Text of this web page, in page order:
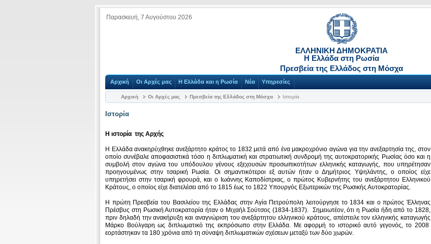
Παρασκευή, 7 Αυγούστου 2026
ΕΛΛΗΝΙΚΗ ΔΗΜΟΚΡΑΤΙΑ
Η Ελλάδα στη Ρωσία
Πρεσβεία της Ελλάδος στη Μόσχα
Αρχική Οι Αρχές μας Η Ελλάδα και η Ρωσία Νέα Υπηρεσίες
Αρχική Οι Αρχές μας Πρεσβεία της Ελλάδος στη Μόσχα Ιστορία
Ιστορία
H ιστορία της Αρχής
Η Ελλάδα ανακηρύχθηκε ανεξάρτητο κράτος το 1832 μετά από ένα μακροχρόνιο αγώνα για την ανεξαρτησία της, στον
οποίο συνέβαλε αποφασιστικά τόσο η διπλωματική και στρατιωτική συνδρομή της αυτοκρατορικής Ρωσίας όσο και η
συμβολή στον αγώνα του υπόδουλου γένους εξεχουσών προσωπικοτήτων ελληνικής καταγωγής, που υπηρέτησαν
προηγουμένως στην τσαρική Ρωσία. Οι σημαντικότεροι εξ αυτών ήταν ο Δημήτριος Υψηλάντης, ο οποίος είχε
υπηρετήσει στην τσαρική φρουρά, και ο Ιωάννης Καποδίστριας, ο πρώτος Κυβερνήτης του ανεξάρτητου Ελληνικού
Κράτους, ο οποίος είχε διατελέσει από το 1815 έως το 1822 Υπουργός Εξωτερικών της Ρωσικής Αυτοκρατορίας.
Η πρώτη Πρεσβεία του Βασιλείου της Ελλάδας στην Αγία Πετρούπολη λειτούργησε το 1834 και ο πρώτος Έλληνας
Πρέσβυς στη Ρωσική Αυτοκρατορία ήταν ο Μιχαήλ Σούτσος (1834-1837). Σημειωτέον, ότι η Ρωσία ήδη από το 1828,
πριν δηλαδή την ανακήρυξη και αναγνώριση του ανεξάρτητου ελληνικού κράτους, απέστειλε τον ελληνικής καταγωγής
Μάρκο Βούλγαρη ως διπλωματικό της εκπρόσωπο στην Ελλάδα. Με αφορμή το ιστορικό αυτό γεγονός, το 2008
εορτάστηκαν τα 180 χρόνια από τη σύναψη διπλωματικών σχέσεων μεταξύ των δύο χωρών.